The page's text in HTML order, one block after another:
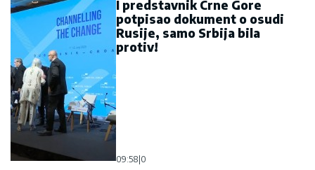
I predstavnik Crne Gore
potpisao dokument o osudi
Rusije, samo Srbija bila
protiv!
09:58 0